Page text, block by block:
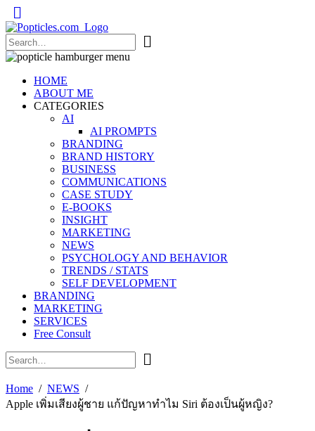
Popticles.com
HOME
ABOUT ME
CATEGORIES
AI
AI PROMPTS
BRANDING
BRAND HISTORY
BUSINESS
COMMUNICATIONS
CASE STUDY
E-BOOKS
INSIGHT
MARKETING
NEWS
PSYCHOLOGY AND BEHAVIOR
TRENDS / STATS
SELF DEVELOPMENT
BRANDING
MARKETING
SERVICES
Free Consult
Home
NEWS
Apple เพิ่มเสียงผู้ชาย แก้ปัญหาทำไม Siri ต้องเป็นผู้หญิง?